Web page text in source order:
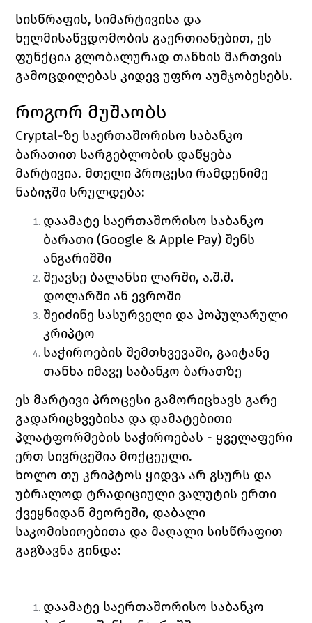
სისწრაფის, სიმარტივისა და
ხელმისაწვდომობის გაერთიანებით, ეს
ფუნქცია გლობალურად თანხის მართვის
გამოცდილებას კიდევ უფრო აუმჯობესებს.
როგორ მუშაობს
Cryptal-ზე საერთაშორისო საბანკო
ბარათით სარგებლობის დაწყება
მარტივია. მთელი პროცესი რამდენიმე
ნაბიჯში სრულდება:
დაამატე საერთაშორისო საბანკო
ბარათი (Google & Apple Pay) შენს
ანგარიშში
შეავსე ბალანსი ლარში, ა.შ.შ.
დოლარში ან ევროში
შეიძინე სასურველი და პოპულარული
კრიპტო
საჭიროების შემთხვევაში, გაიტანე
თანხა იმავე საბანკო ბარათზე
ეს მარტივი პროცესი გამორიცხავს გარე
გადარიცხვებისა და დამატებითი
პლატფორმების საჭიროებას - ყველაფერი
ერთ სივრცეშია მოქცეული.
ხოლო თუ კრიპტოს ყიდვა არ გსურს და
უბრალოდ ტრადიციული ვალუტის ერთი
ქვეყნიდან მეორეში, დაბალი
საკომისიოებითა და მაღალი სისწრაფით
გაგზავნა გინდა:
დაამატე საერთაშორისო საბანკო